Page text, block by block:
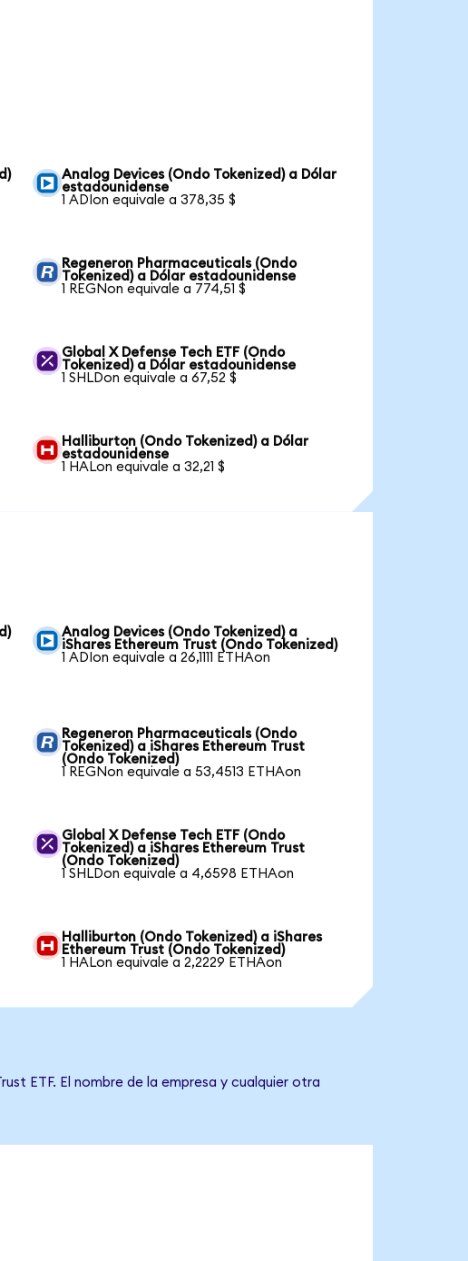
Analog Devices (Ondo Tokenized) a Dólar
estadounidense
1 ADIon equivale a 378,35 $
Regeneron Pharmaceuticals (Ondo
Tokenized) a Dólar estadounidense
1 REGNon equivale a 774,51 $
Global X Defense Tech ETF (Ondo
Tokenized) a Dólar estadounidense
1 SHLDon equivale a 67,52 $
Halliburton (Ondo Tokenized) a Dólar
estadounidense
1 HALon equivale a 32,21 $
Analog Devices (Ondo Tokenized) a
iShares Ethereum Trust (Ondo Tokenized)
1 ADIon equivale a 26,1111 ETHAon
Regeneron Pharmaceuticals (Ondo
Tokenized) a iShares Ethereum Trust
(Ondo Tokenized)
1 REGNon equivale a 53,4513 ETHAon
Global X Defense Tech ETF (Ondo
Tokenized) a iShares Ethereum Trust
(Ondo Tokenized)
1 SHLDon equivale a 4,6598 ETHAon
Halliburton (Ondo Tokenized) a iShares
Ethereum Trust (Ondo Tokenized)
1 HALon equivale a 2,2229 ETHAon
ETF. El nombre de la empresa y cualquier otra